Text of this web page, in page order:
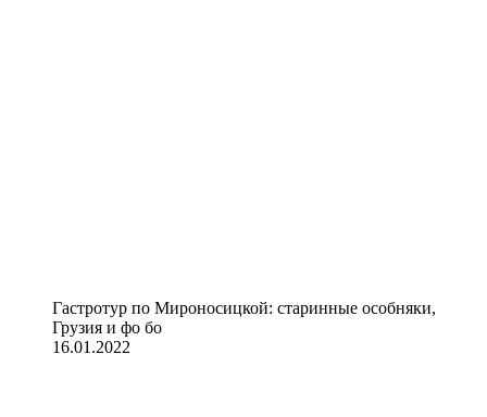
Гастротур по Мироносицкой: старинные особняки,
Грузия и фо бо
16.01.2022